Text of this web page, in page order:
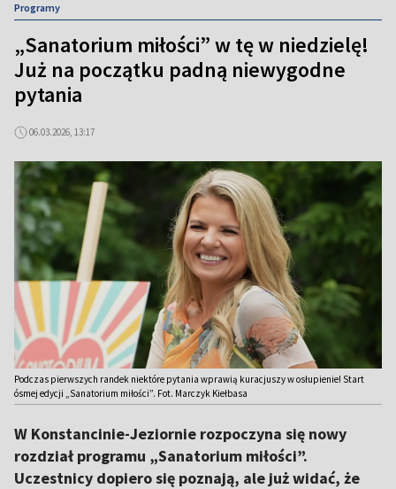
Programy
„Sanatorium miłości” w tę w niedzielę!
Już na początku padną niewygodne
pytania
06.03.2026, 13:17
Podczas pierwszych randek niektóre pytania wprawią kuracjuszy w osłupienie! Start
ósmej edycji „Sanatorium miłości”. Fot. Marczyk Kiełbasa
W Konstancinie-Jeziornie rozpoczyna się nowy
rozdział programu „Sanatorium miłości”.
Uczestnicy dopiero się poznają, ale już widać, że